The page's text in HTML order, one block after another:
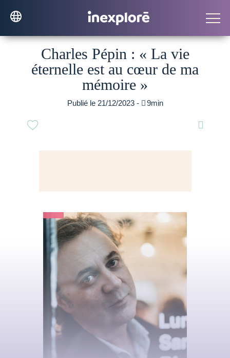
Charles Pépin : « La vie
éternelle est au cœur de ma
mémoire »
Publié le 21/12/2023 - 9min
